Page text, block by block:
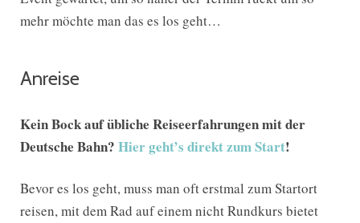
mehr möchte man das es los geht…
Anreise
Kein Bock auf übliche Reiseerfahrungen mit der
Deutsche Bahn? Hier geht’s direkt zum Start!
Bevor es los geht, muss man oft erstmal zum Startort
reisen, mit dem Rad auf einem nicht Rundkurs bietet